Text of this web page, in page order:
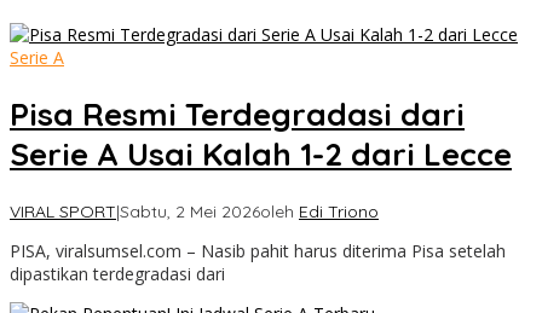
Serie A
Pisa Resmi Terdegradasi dari
Serie A Usai Kalah 1-2 dari Lecce
VIRAL SPORT|Sabtu, 2 Mei 2026oleh Edi Triono
PISA, viralsumsel.com – Nasib pahit harus diterima Pisa setelah
dipastikan terdegradasi dari